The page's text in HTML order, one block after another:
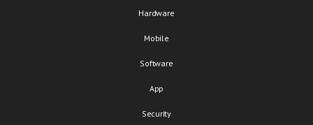
Hardware
Mobile
Software
App
Security